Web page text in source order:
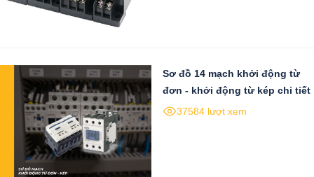
Sơ đồ 14 mạch khởi động từ
đơn - khởi động từ kép chi tiết
37584 lượt xem